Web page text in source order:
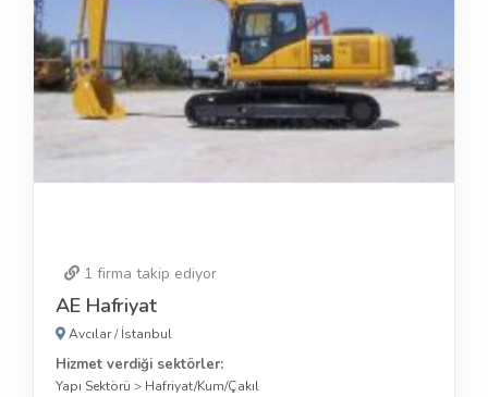
1 firma takip ediyor
AE Hafriyat
Avcılar/İstanbul
Hizmet verdiği sektörler:
Yapı Sektörü > Hafriyat/Kum/Çakıl